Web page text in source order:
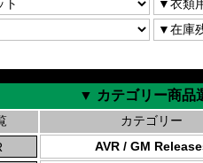
▼ カテゴリー商品
カテゴリー
AVR / GM